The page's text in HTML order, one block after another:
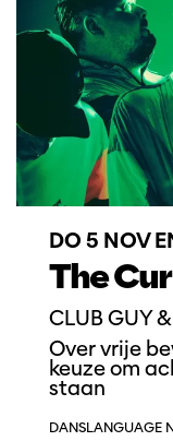
The
CLUB GUY
DO 5 NOV
Over vrije
keuze om
staan
DANSLANGUAGE